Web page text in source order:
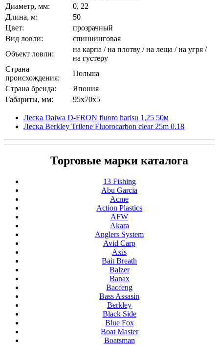
Диаметр, мм:
0, 22
Длина, м:
50
Цвет:
прозрачный
Вид ловли:
спиннинговая
Объект ловли:
на карпа / на плотву / на леща / на угря /
на густеру
Страна
происхождения:
Польша
Страна бренда:
Япония
Габариты, мм:
95x70x5
Леска Daiwa D-FRON fluoro harisu 1,25 50м
Леска Berkley Trilene Fluorocarbon clear 25m 0.18
Торговые марки каталога
13 Fishing
Abu Garcia
Acme
Action Plastics
AFW
Akara
Anglers System
Avid Carp
Axis
Bait Breath
Balzer
Banax
Baofeng
Bass Assasin
Berkley
Black Side
Blue Fox
Boat Master
Boatsman